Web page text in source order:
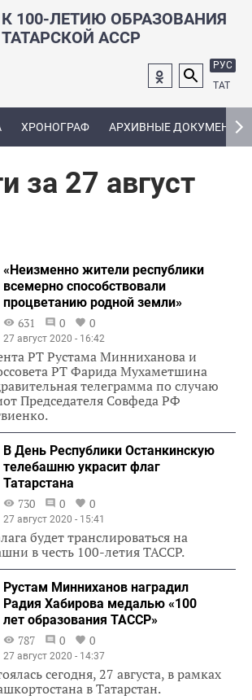
К 100-ЛЕТИЮ ОБРАЗОВАНИЯ
ТАТАРСКОЙ АССР
РУС
ТАТ
ХРОНОГРАФ АРХИВНЫЕ ДОКУМЕНТЫ
за 27 август
«Неизменно жители республики
всемерно способствовали
процветанию родной земли»
631
0 0
27 август 2020 - 16:42
РТ Рустама Минниханова и
РТ Фарида Мухаметшина
телеграмма по случаю
Председателя Совфеда РФ
В День Республики Останкинскую
телебашню украсит флаг
Татарстана
730
0 0
27 август 2020 - 15:41
будет транслироваться на
в честь 100-летия ТАССР.
Рустам Минниханов наградил
Радия Хабирова медалью «100
лет образования ТАССР»
787
0 0
27 август 2020 - 14:37
сегодня, 27 августа, в рамках
в Татарстан.